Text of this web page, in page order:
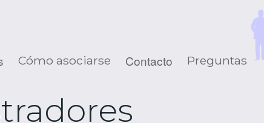
Cómo asociarse Contacto
Preguntas